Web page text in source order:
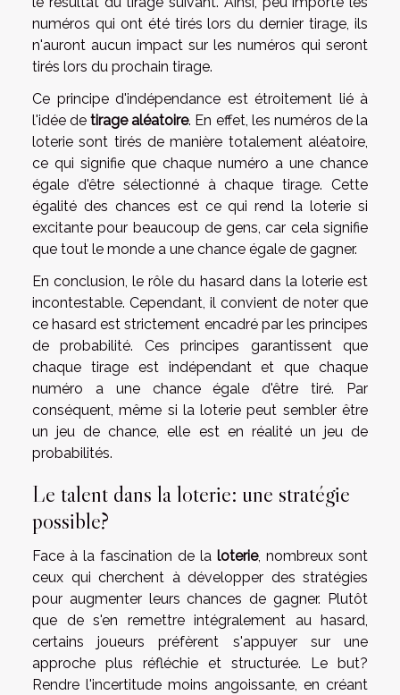
numéros qui ont été tirés lors du dernier tirage, ils
n'auront aucun impact sur les numéros qui seront
tirés lors du prochain tirage.
Ce principe d'indépendance est étroitement lié à
l'idée detirage aléatoire. En effet, les numéros de la
loterie sont tirés de manière totalement aléatoire,
ce qui signifie que chaque numéro a une chance
égale d'être sélectionné à chaque tirage. Cette
égalité des chances est ce qui rend la loterie si
excitante pour beaucoup de gens, car cela signifie
que tout le monde a une chance égale de gagner.
En conclusion, le rôle du hasard dans la loterie est
incontestable. Cependant, il convient de noter que
ce hasard est strictement encadré par les principes
de probabilité. Ces principes garantissent que
chaque tirage est indépendant et que chaque
numéro a une chance égale d'être tiré. Par
conséquent, même si la loterie peut sembler être
un jeu de chance, elle est en réalité un jeu de
probabilités.
Le talent dans la loterie: une stratégie
possible?
Face à la fascination de la loterie, nombreux sont
ceux qui cherchent à développer des stratégies
pour augmenter leurs chances de gagner. Plutôt
que de s'en remettre intégralement au hasard,
certains joueurs préfèrent s'appuyer sur une
approche plus réfléchie et structurée. Le but?
Rendre l'incertitude moins angoissante, en créant